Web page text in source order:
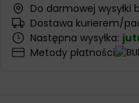
Do darmowej wysyłki
Dostawa kurierem/
Następna wysyłka:
Metody płatności